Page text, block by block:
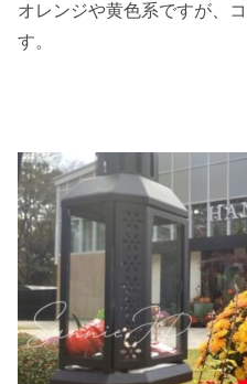
オレンジや黄色系ですが、
す。